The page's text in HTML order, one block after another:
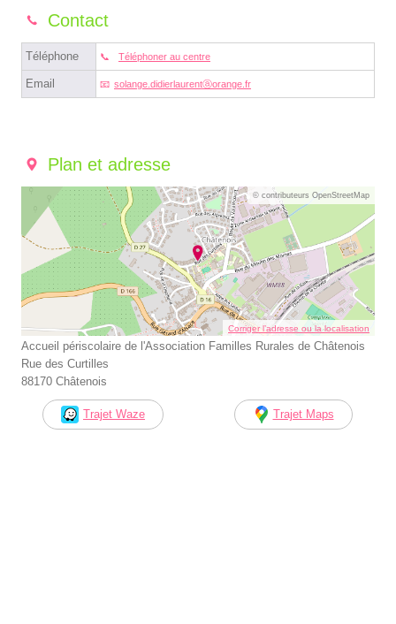
Contact
Téléphone Téléphoner au centre
Email solange.didierlaurentⓐorange.fr
Plan et adresse
© contributeurs OpenStreetMap
Corriger l’adresse ou la localisation
Accueil périscolaire de l'Association Familles Rurales de Châtenois
Rue des Curtilles
88170 Châtenois
Trajet Waze Trajet Maps